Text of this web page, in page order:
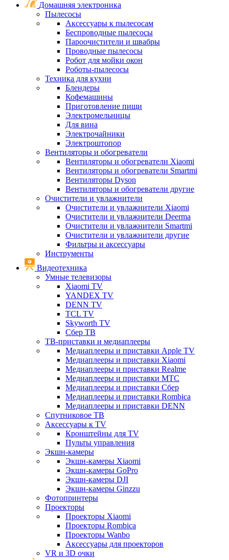
Домашняя электроника
Пылесосы
Аксессуары к пылесосам
Беспроводные пылесосы
Пароочистители и швабры
Проводные пылесосы
Робот для мойки окон
Роботы-пылесосы
Техника для кухни
Блендеры
Кофемашины
Приготовление пищи
Электромельницы
Для вина
Электрочайники
Электроштопор
Вентиляторы и обогреватели
Вентиляторы и обогреватели Xiaomi
Вентиляторы и обогреватели Smartmi
Вентиляторы Dyson
Вентиляторы и обогреватели другие
Очистители и увлажнители
Очистители и увлажнители Xiaomi
Очистители и увлажнители Deerma
Очистители и увлажнители Smartmi
Очистители и увлажнители другие
Фильтры и аксессуары
Инструменты
Видеотехника
Умные телевизоры
Xiaomi TV
YANDEX TV
DENN TV
TCL TV
Skyworth TV
Сбер ТВ
ТВ-приставки и медиаплееры
Медиаплееры и приставки Apple TV
Медиаплееры и приставки Xiaomi
Медиаплееры и приставки Realme
Медиаплееры и приставки МТС
Медиаплееры и приставки Сбер
Медиаплееры и приставки Rombica
Медиаплееры и приставки DENN
Спутниковое ТВ
Аксессуары к TV
Кронштейны для TV
Пульты управления
Экшн-камеры
Экшн-камеры Xiaomi
Экшн-камеры GoPro
Экшн-камеры DJI
Экшн-камеры Ginzzu
Фотопринтеры
Проекторы
Проекторы Xiaomi
Проекторы Rombica
Проекторы Wanbo
Аксессуары для проекторов
VR и 3D очки